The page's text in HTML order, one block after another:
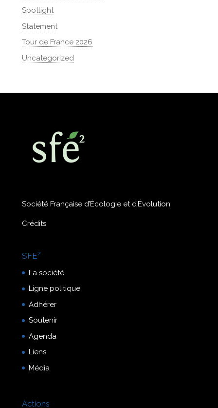
Spotlight
Statement
Tour de France 2026
Uncategorized
Société Française d’Écologie et d’Évolution
Crédits
SFE²
La société
Ligne politique
Adhérer
Soutenir
Agenda
Liens
Média
Actions